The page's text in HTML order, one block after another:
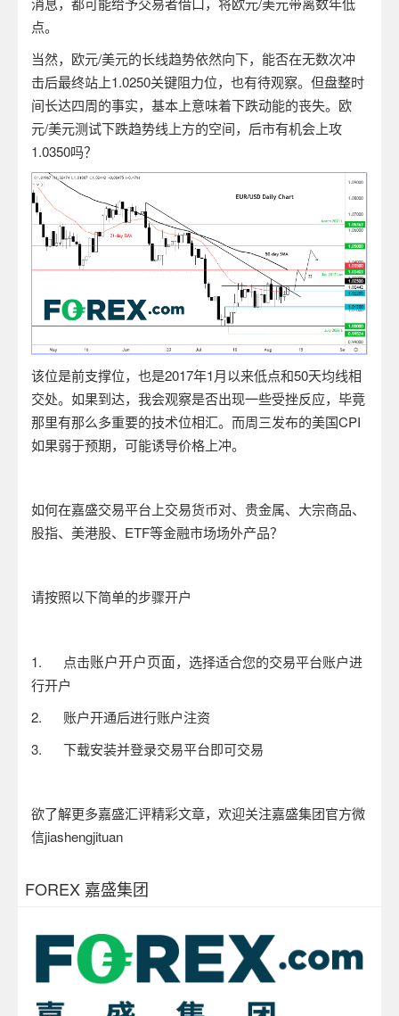
点。
当然，欧元/美元的长线趋势依然向下，能否在无数次冲
击后最终站上1.0250关键阻力位，也有待观察。但盘整时
间长达四周的事实，基本上意味着下跌动能的丧失。欧
元/美元测试下跌趋势线上方的空间，后市有机会上攻
1.0350吗？
该位是前支撑位，也是2017年1月以来低点和50天均线相
交处。如果到达，我会观察是否出现一些受挫反应，毕竟
那里有那么多重要的技术位相汇。而周三发布的美国CPI
如果弱于预期，可能诱导价格上冲。
如何在嘉盛交易平台上交易货币对、贵金属、大宗商品、
股指、美港股、 ETF等金融市场场外产品？
请按照以下简单的步骤开户
1. 点击账户开户页面，选择适合您的交易平台账户进
行开户
2. 账户开通后进行账户注资
3. 下载安装并登录交易平台即可交易
欲了解更多嘉盛汇评精彩文章，欢迎关注嘉盛集团官方微
信jiashengjituan
FOREX 嘉盛集团